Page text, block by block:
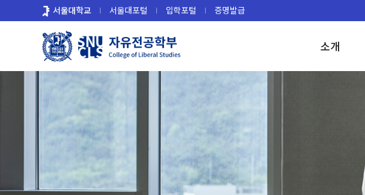
로
서울대학교 서울대포털 입학포털 증명발급
소개